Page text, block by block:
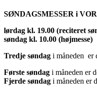
SØNDAGSMESSER i
lørdag kl. 19.00 (reciteret
søndag kl. 10.00 (højmesse)
Tredje søndag i måneden er
Første søndag i måneden er
Fjerde søndag i måneden er